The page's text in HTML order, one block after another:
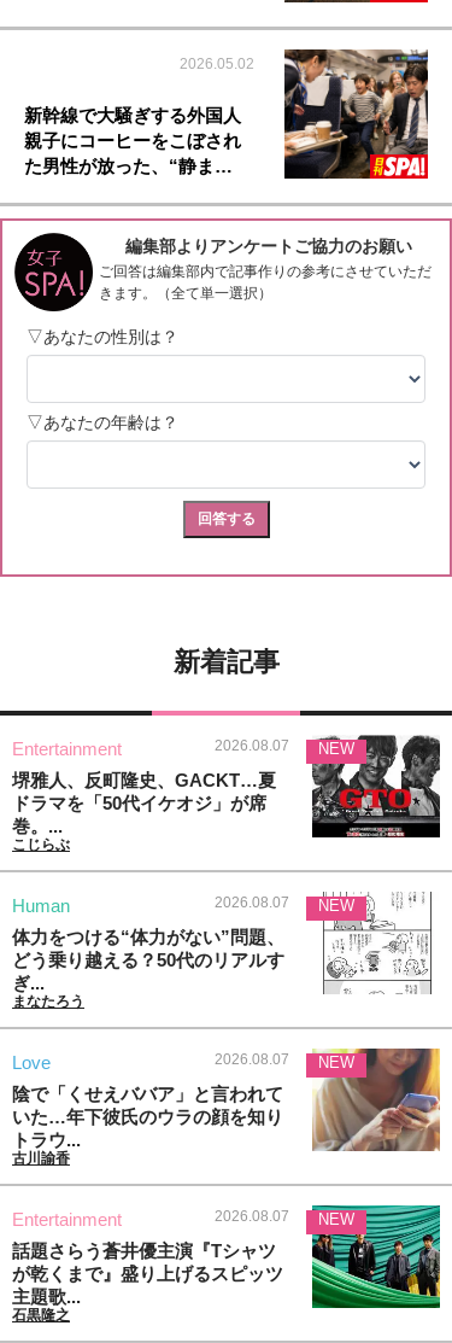
2026.05.02
新幹線で大騒ぎする外国人
親子にコーヒーをこぼされ
た男性が放った、“静ま…
新着記事
Entertainment 2026.08.07
堺雅人、反町隆史、GACKT…夏
ドラマを「50代イケオジ」が席
巻。...
こじらぶ
NEW
Human 2026.08.07
体力をつける“体力がない”問題、
どう乗り越える？50代のリアルす
ぎ...
まなたろう
NEW
Love 2026.08.07
陰で「くせえババア」と言われて
いた…年下彼氏のウラの顔を知り
トラウ...
古川諭香
NEW
Entertainment 2026.08.07
話題さらう蒼井優主演『Tシャツ
が乾くまで』盛り上げるスピッツ
主題歌...
石黒隆之
NEW